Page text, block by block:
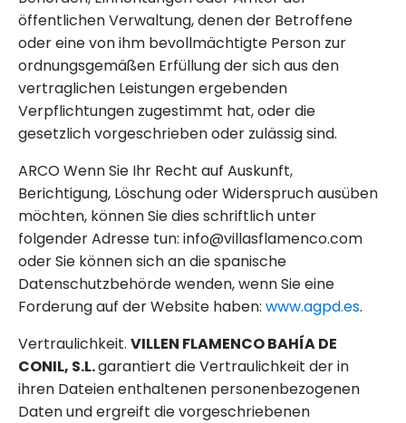
öffentlichen Verwaltung, denen der Betroffene
oder eine von ihm bevollmächtigte Person zur
ordnungsgemäßen Erfüllung der sich aus den
vertraglichen Leistungen ergebenden
Verpflichtungen zugestimmt hat, oder die
gesetzlich vorgeschrieben oder zulässig sind.
ARCO Wenn Sie Ihr Recht auf Auskunft,
Berichtigung, Löschung oder Widerspruch ausüben
möchten, können Sie dies schriftlich unter
folgender Adresse tun: info@villasflamenco.com
oder Sie können sich an die spanische
Datenschutzbehörde wenden, wenn Sie eine
Forderung auf der Website haben: www.agpd.es.
Vertraulichkeit. VILLEN FLAMENCO BAHÍA DE
CONIL, S.L.garantiert die Vertraulichkeit der in
ihren Dateien enthaltenen personenbezogenen
Daten und ergreift die vorgeschriebenen